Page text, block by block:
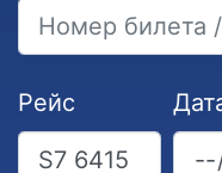
Рейс